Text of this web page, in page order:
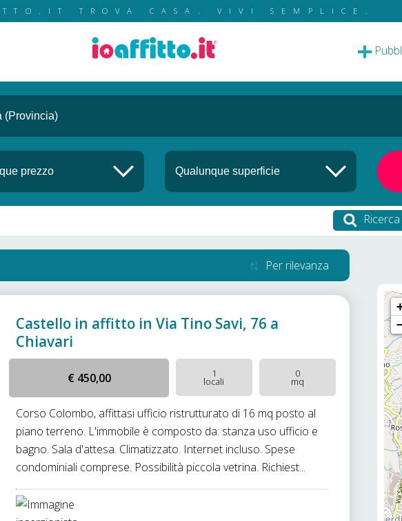
TROVA CASA. VIVI SEMPLICE.
Ricerca
Per rilevanza
Castello in affitto in Via Tino Savi, 76 a
Chiavari
€ 450,00 1
locali
0
mq
Corso Colombo, affittasi ufficio ristrutturato di 16 mq posto al
piano terreno. L'immobile è composto da: stanza uso ufficio e
bagno. Sala d'attesa. Climatizzato. Internet incluso. Spese
condominiali comprese. Possibilità piccola vetrina. Richiest...